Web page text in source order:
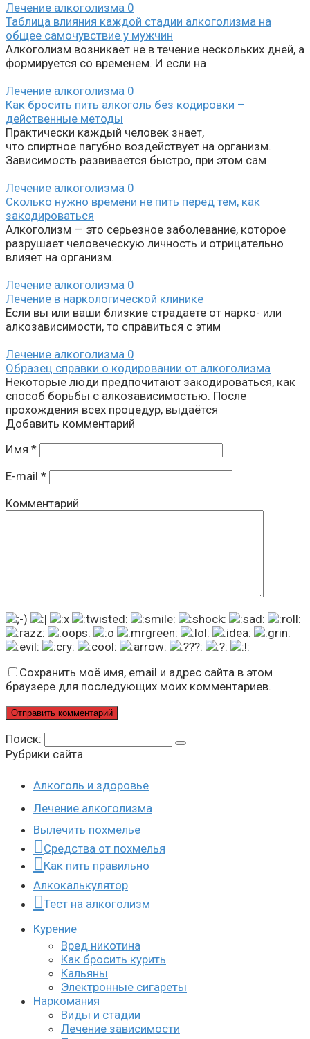
Лечение алкоголизма 0
Таблица влияния каждой стадии алкоголизма на
общее самочувствие у мужчин
Алкоголизм возникает не в течение нескольких дней, а
формируется со временем. И если на
Лечение алкоголизма 0
Как бросить пить алкоголь без кодировки –
действенные методы
Практически каждый человек знает,
что спиртное пагубно воздействует на организм.
Зависимость развивается быстро, при этом сам
Лечение алкоголизма 0
Сколько нужно времени не пить перед тем, как
закодироваться
Алкоголизм — это серьезное заболевание, которое
разрушает человеческую личность и отрицательно
влияет на организм.
Лечение алкоголизма 0
Лечение в наркологической клинике
Если вы или ваши близкие страдаете от нарко- или
алкозависимости, то справиться с этим
Лечение алкоголизма 0
Образец справки о кодировании от алкоголизма
Некоторые люди предпочитают закодироваться, как
способ борьбы с алкозависимостью. После
прохождения всех процедур, выдаётся
Добавить комментарий
Имя *
E-mail *
Комментарий
Сохранить моё имя, email и адрес сайта в этом
браузере для последующих моих комментариев.
Поиск:
Рубрики сайта
Алкоголь и здоровье
Лечение алкоголизма
Вылечить похмелье
Средства от похмелья
Как пить правильно
Алкокалькулятор
Тест на алкоголизм
Курение
Вред никотина
Как бросить курить
Кальяны
Электронные сигареты
Наркомания
Виды и стадии
Лечение зависимости